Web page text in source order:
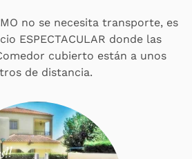
no se necesita transporte, es
ESPECTACULAR donde las
cubierto están a unos
de distancia.